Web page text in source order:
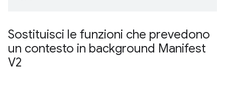
Sostituisci le funzioni che prevedono
un contesto in background Manifest
V2